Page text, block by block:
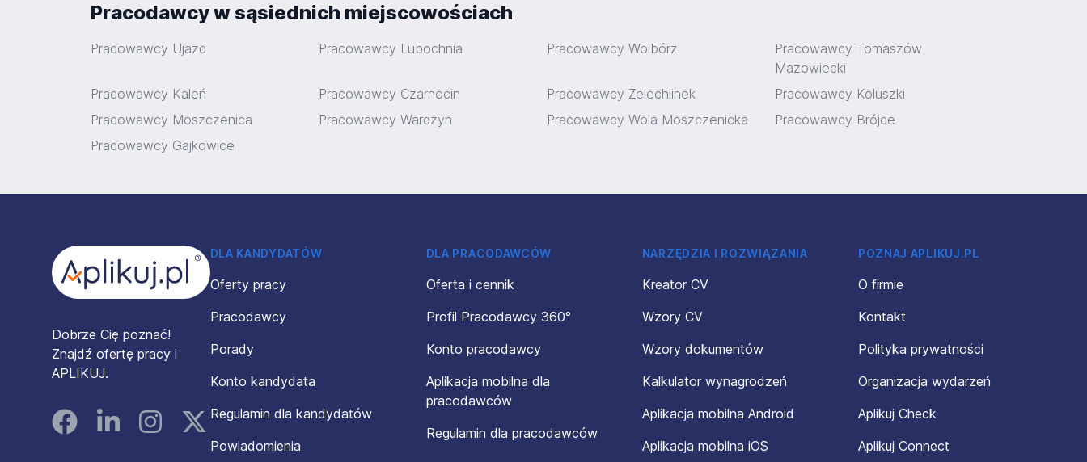
Pracodawcy w sąsiednich miejscowościach
Pracowawcy Ujazd Pracowawcy Lubochnia Pracowawcy Wolbórz
Pracowawcy Tomaszów
Mazowiecki
Pracowawcy Kaleń
Pracowawcy Czarnocin Pracowawcy Żelechlinek
Pracowawcy Koluszki
Pracowawcy Moszczenica
Pracowawcy Wardzyn Pracowawcy Wola Moszczenicka
Pracowawcy Brójce
Pracowawcy Gajkowice
Dobrze Cię poznać!
Znajdź ofertę pracy i
APLIKUJ.
FacebookLinked InInstagramInstagram
DLA KANDYDATÓW
Oferty pracy
Pracodawcy
Porady
Konto kandydata
Regulamin dla kandydatów
Powiadomienia
DLA PRACODAWCÓW
Oferta i cennik
Profil Pracodawcy 360°
Konto pracodawcy
Aplikacja mobilna dla
pracodawców
Regulamin dla pracodawców
NARZĘDZIA I ROZWIĄZANIA
Kreator CV
Wzory CV
Wzory dokumentów
Kalkulator wynagrodzeń
Aplikacja mobilna Android
Aplikacja mobilna iOS
POZNAJ APLIKUJ.PL
O firmie
Kontakt
Polityka prywatności
Organizacja wydarzeń
Aplikuj Check
Aplikuj Connect